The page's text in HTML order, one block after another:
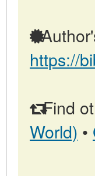
https://
Find
World) •